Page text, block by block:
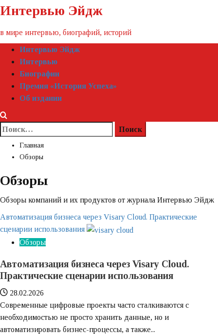
Пропустить
контент
Интервью Эйдж
в мире интервью, биографий, историй
Первичное
меню
Интервью Эйдж
Интервью
Биографии
Премия «‎История Успеха»‎
Об издании
Найти:
Главная
Обзоры
Обзоры
Обзоры компаний и их продуктов от журнала Интервью Эйдж
Автоматизация бизнеса через Visary Cloud. Практические
сценарии использования
Обзоры
Автоматизация бизнеса через Visary Cloud.
Практические сценарии использования
28.02.2026
Современные цифровые проекты часто сталкиваются с
необходимостью не просто хранить данные, но и
автоматизировать бизнес-процессы, а также...